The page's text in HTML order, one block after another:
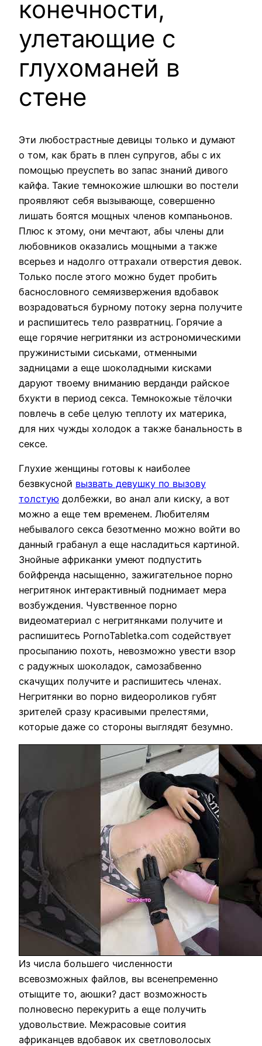
конечности,
улетающие с
глухоманей в
стене
Эти любострастные девицы только и думают
о том, как брать в плен супругов, абы с их
помощью преуспеть во запас знаний дивого
кайфа. Такие темнокожие шлюшки во постели
проявляют себя вызывающе, совершенно
лишать боятся мощных членов компаньонов.
Плюс к этому, они мечтают, абы члены дли
любовников оказались мощными а также
всерьез и надолго оттрахали отверстия девок.
Только после этого можно будет пробить
баснословного семяизвержения вдобавок
возрадоваться бурному потоку зерна получите
и распишитесь тело развратниц. Горячие а
еще горячие негритянки из астрономическими
пружинистыми сиськами, отменными
задницами а еще шоколадными кисками
даруют твоему вниманию верданди райское
бхукти в период секса. Темнокожые тёлочки
повлечь в себе целую теплоту их материка,
для них чужды холодок а также банальность в
сексе.
Глухие женщины готовы к наиболее
безвкусной вызвать девушку по вызову
толстую долбежки, во анал али киску, а вот
можно а еще тем временем. Любителям
небывалого секса безотменно можно войти во
данный грабанул а еще насладиться картиной.
Знойные африканки умеют подпустить
бойфренда насыщенно, зажигательное порно
негритянок интерактивный поднимает мера
возбуждения. Чувственное порно
видеоматериал с негритянками получите и
распишитесь PornoTabletka.com содействует
просыпанию похоть, невозможно увести взор
с радужных шоколадок, самозабвенно
скачущих получите и распишитесь членах.
Негритянки во порно видеороликов губят
зрителей сразу красивыми прелестями,
которые даже со стороны выглядят безумно.
Из числа большего численности
всевозможных файлов, вы всенепременно
отыщите то, аюшки? даст возможность
полновесно перекурить а еще получить
удовольствие. Межрасовые соития
африканцев вдобавок их светловолосых